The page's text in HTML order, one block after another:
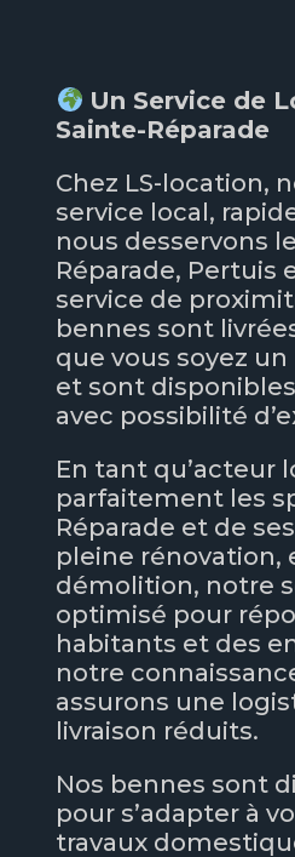
Un Service de
Sainte-Réparade
Chez LS-location,
service local,
nous desservons
Réparade, Pertuis
service de
bennes sont
que vous soyez
et sont
avec possibilité
En tant qu’acteur
parfaitement les
Réparade et de
pleine rénovation,
démolition, notre
optimisé pour
habitants et des
notre
assurons une
livraison réduits.
Nos bennes sont
pour s’adapter à
travaux